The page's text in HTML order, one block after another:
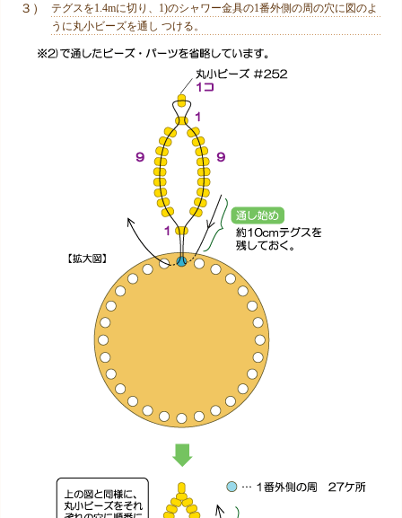
３）
テグスを1.4mに切り、1)のシャワー金具の1番外側の周の穴に図のよ
うに丸小ビーズを通し つける。